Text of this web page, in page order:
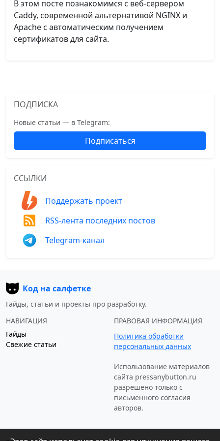
В этом посте познакомимся с веб-сервером
Caddy, современной альтернативой NGINX и
Apache с автоматическим получением
сертификатов для сайта.
ПОДПИСКА
Новые статьи — в Telegram:
Подписаться
ССЫЛКИ
Поддержать проект
RSS-лента последних постов
Telegram-канал
Код на салфетке
Гайды, статьи и проекты про разработку.
НАВИГАЦИЯ
Гайды
Свежие статьи
ПРАВОВАЯ ИНФОРМАЦИЯ
Политика обработки
персональных данных
Использование материалов
сайта pressanybutton.ru
разрешено только c
письменного согласия
авторов.